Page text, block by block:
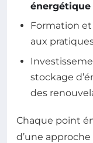
énergétique
Formation
aux
stockage
des
Chaque point
d’une